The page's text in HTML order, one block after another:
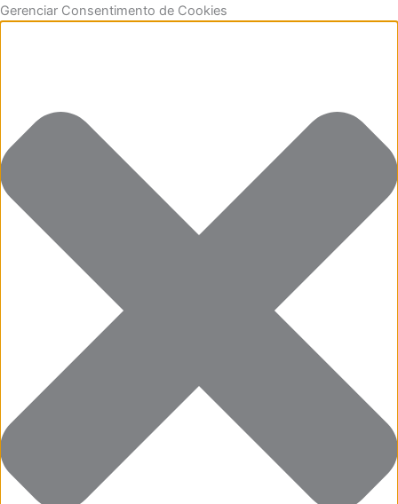
Gerenciar Consentimento de Cookies
Funcional
Preferências
Estatísticas
Marketing
Ir